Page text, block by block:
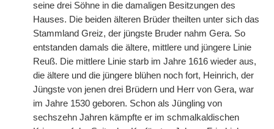
seine drei Söhne in die damaligen Besitzungen des
Hauses. Die beiden älteren Brüder theilten unter sich das
Stammland Greiz, der jüngste Bruder nahm Gera. So
entstanden damals die ältere, mittlere und jüngere Linie
Reuß. Die mittlere Linie starb im Jahre 1616 wieder aus,
die ältere und die jüngere blühen noch fort, Heinrich, der
Jüngste von jenen drei Brüdern und Herr von Gera, war
im Jahre 1530 geboren. Schon als Jüngling von
sechszehn Jahren kämpfte er im schmalkaldischen